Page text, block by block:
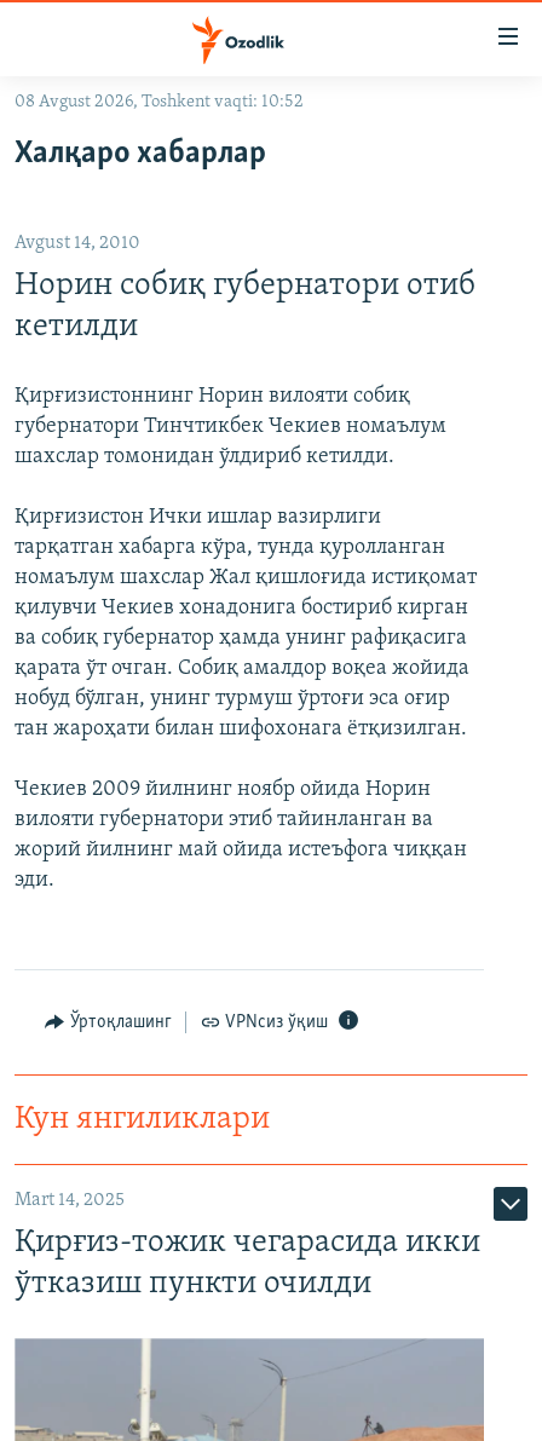
Асосий
навигацияга
Қидиришга
ўтинг
OZODVIDEO
На русском
ИЖТИМОИЙ ТАРМОҚЛАР
Озодлик бошқа тилларда
08 Avgust 2026, Toshkent vaqti: 10:52
Халқаро хабарлар
Avgust 14, 2010
Норин собиқ губернатори отиб
кетилди
Қирғизистоннинг Норин вилояти собиқ
губернатори Тинчтикбек Чекиев номаълум
шахслар томонидан ўлдириб кетилди.
Қирғизистон Ички ишлар вазирлиги
тарқатган хабарга кўра, тунда қуролланган
номаълум шахслар Жал қишлоғида истиқомат
қилувчи Чекиев хонадонига бостириб кирган
ва собиқ губернатор ҳамда унинг рафиқасига
қарата ўт очган. Собиқ амалдор воқеа жойида
нобуд бўлган, унинг турмуш ўртоғи эса оғир
тан жароҳати билан шифохонага ётқизилган.
Чекиев 2009 йилнинг ноябр ойида Норин
вилояти губернатори этиб тайинланган ва
жорий йилнинг май ойида истеъфога чиққан
эди.
Ўртоқлашинг VPNсиз ўқиш
Кун янгиликлари
Mart 14, 2025
Қирғиз-тожик чегарасида икки
ўтказиш пункти очилди